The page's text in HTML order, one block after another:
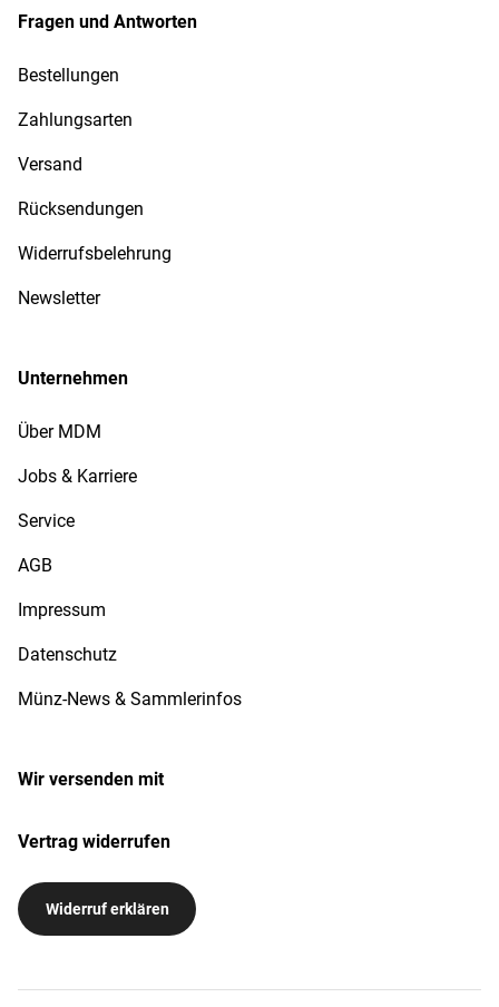
Fragen und Antworten
Bestellungen
Zahlungsarten
Versand
Rücksendungen
Widerrufsbelehrung
Newsletter
Unternehmen
Über MDM
Jobs & Karriere
Service
AGB
Impressum
Datenschutz
Münz-News & Sammlerinfos
Wir versenden mit
Vertrag widerrufen
Widerruf erklären